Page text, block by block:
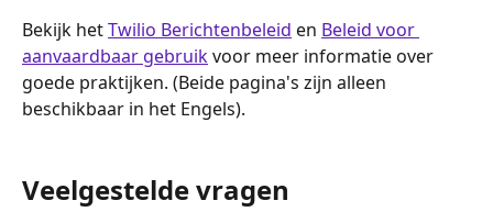
Bekijk het Twilio Berichtenbeleid en Beleid voor
aanvaardbaar gebruik voor meer informatie over
goede praktijken. (Beide pagina's zijn alleen
beschikbaar in het Engels).
Veelgestelde vragen